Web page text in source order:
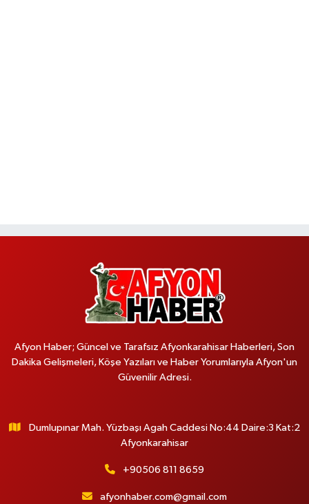
Afyon Haber; Güncel ve Tarafsız Afyonkarahisar Haberleri, Son
Dakika Gelişmeleri, Köşe Yazıları ve Haber Yorumlarıyla Afyon'un
Güvenilir Adresi.
Dumlupınar Mah. Yüzbaşı Agah Caddesi No:44 Daire:3 Kat:2
Afyonkarahisar
+90506 811 8659
afyonhaber.com@gmail.com